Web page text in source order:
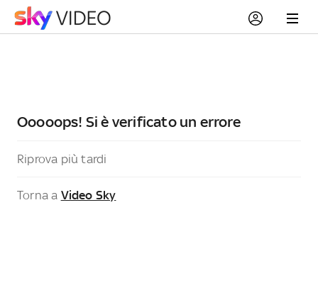
Ooooops! Si è verificato un errore
Riprova più tardi
Torna a Video Sky